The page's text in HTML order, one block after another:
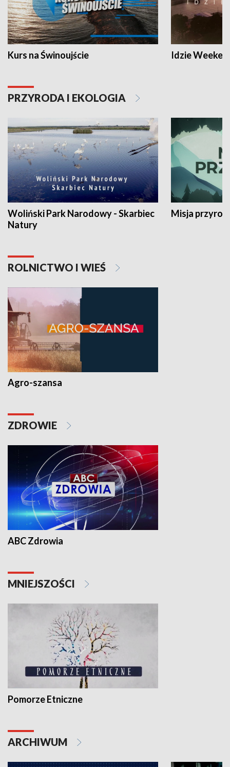
Kurs na Świnoujście Idzie
PRZYRODA I EKOLOGIA
Woliński Park Narodowy - Skarbiec
Natury
Misja
ROLNICTWO I WIEŚ
Agro-szansa
ZDROWIE
ABC Zdrowia
MNIEJSZOŚCI
Pomorze Etniczne
ARCHIWUM